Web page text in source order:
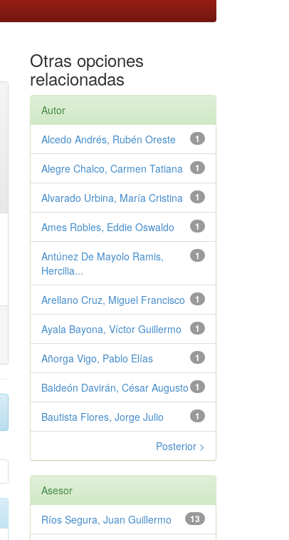
Otras opciones
relacionadas
Autor
1
Alcedo Andrés, Rubén Oreste
1
Alegre Chalco, Carmen Tatiana
1
Alvarado Urbina, María Cristina
1
Ames Robles, Eddie Oswaldo
1
Antúnez De Mayolo Ramis,
Hercilia...
1
Arellano Cruz, Miguel Francisco
1
Ayala Bayona, Víctor Guillermo
1
Añorga Vigo, Pablo Elías
1
Baldeón Davirán, César Augusto
1
Bautista Flores, Jorge Julio
Posterior >
Asesor
13
Ríos Segura, Juan Guillermo